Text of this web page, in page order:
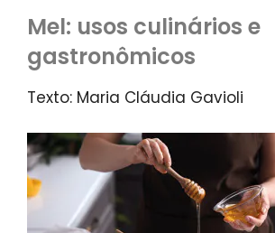
Mel: usos culinários e
gastronômicos
Texto: Maria Cláudia Gavioli